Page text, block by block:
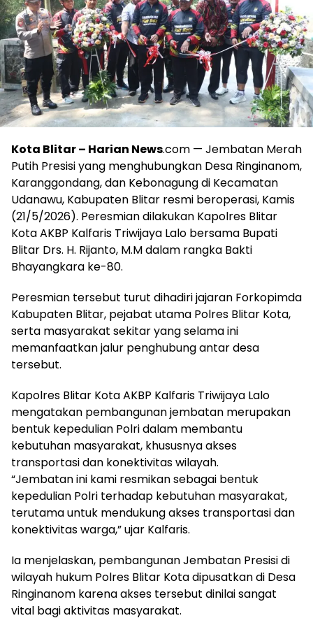
Kota Blitar – Harian News.com — Jembatan Merah
Putih Presisi yang menghubungkan Desa Ringinanom,
Karanggondang, dan Kebonagung di Kecamatan
Udanawu, Kabupaten Blitar resmi beroperasi, Kamis
(21/5/2026). Peresmian dilakukan Kapolres Blitar
Kota AKBP Kalfaris Triwijaya Lalo bersama Bupati
Blitar Drs. H. Rijanto, M.M dalam rangka Bakti
Bhayangkara ke-80.
Peresmian tersebut turut dihadiri jajaran Forkopimda
Kabupaten Blitar, pejabat utama Polres Blitar Kota,
serta masyarakat sekitar yang selama ini
memanfaatkan jalur penghubung antar desa
tersebut.
Kapolres Blitar Kota AKBP Kalfaris Triwijaya Lalo
mengatakan pembangunan jembatan merupakan
bentuk kepedulian Polri dalam membantu
kebutuhan masyarakat, khususnya akses
transportasi dan konektivitas wilayah.
“Jembatan ini kami resmikan sebagai bentuk
kepedulian Polri terhadap kebutuhan masyarakat,
terutama untuk mendukung akses transportasi dan
konektivitas warga,” ujar Kalfaris.
Ia menjelaskan, pembangunan Jembatan Presisi di
wilayah hukum Polres Blitar Kota dipusatkan di Desa
Ringinanom karena akses tersebut dinilai sangat
vital bagi aktivitas masyarakat.